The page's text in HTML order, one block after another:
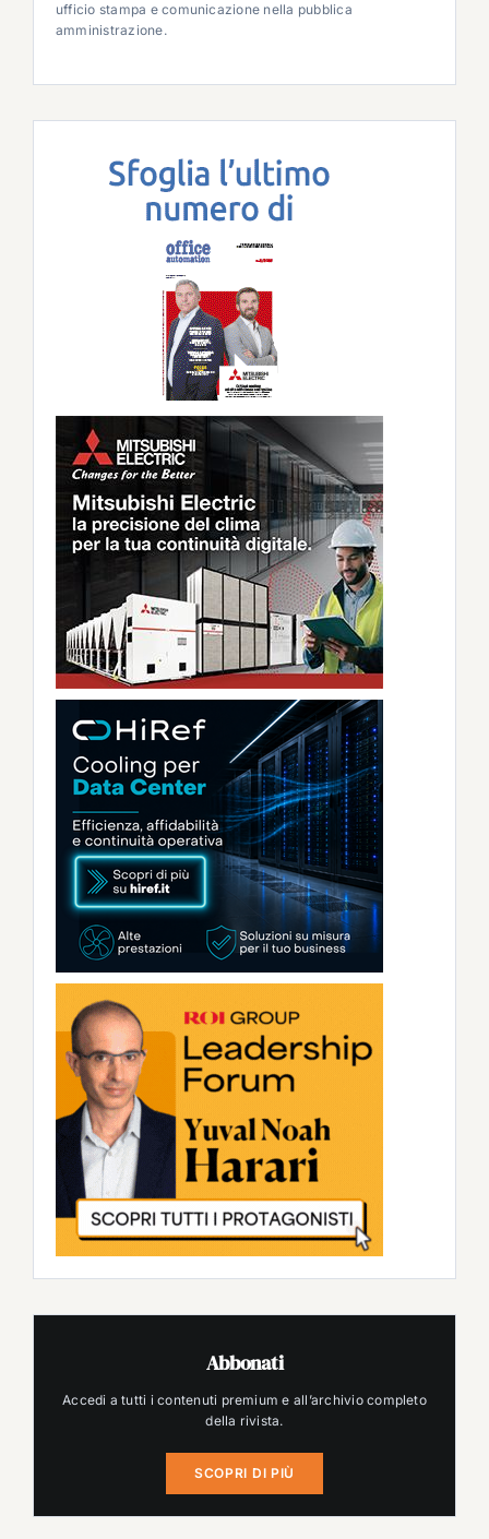
ufficio stampa e comunicazione nella pubblica
amministrazione.
Abbonati
Accedi a tutti i contenuti premium e all’archivio completo
della rivista.
SCOPRI DI PIÙ